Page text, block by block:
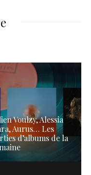
Voulzy, Alessia
Aurus… Les
d’albums de la